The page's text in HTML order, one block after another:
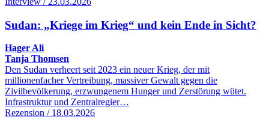
Sudan: „Kriege im Krieg“ und kein Ende in Sicht?
Hager Ali
Tanja Thomsen
Den Sudan verheert seit 2023 ein neuer Krieg, der mit
millionenfacher Vertreibung, massiver Gewalt gegen die
Zivilbevölkerung, erzwungenem Hunger und Zerstörung wütet.
Infrastruktur und Zentralregier…
Rezension / 18.03.2026